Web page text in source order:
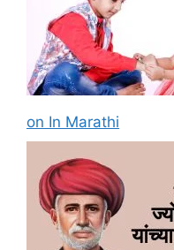
on In Marathi